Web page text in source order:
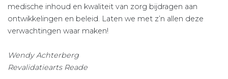
medische inhoud en kwaliteit van zorg bijdragen aan
ontwikkelingen en beleid. Laten we met z’n allen deze
verwachtingen waar maken!
Wendy Achterberg
Revalidatiearts Reade